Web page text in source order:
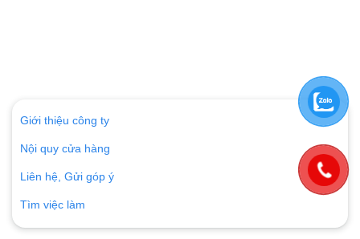
Giới thiệu công ty
Nội quy cửa hàng
Liên hệ, Gửi góp ý
Tìm việc làm